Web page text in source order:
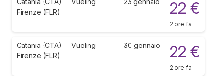
Firenze (FLR)
22 €
2 ore fa
Catania (CTA)
Firenze (FLR)
Vueling 30 gennaio 22 €
2 ore fa